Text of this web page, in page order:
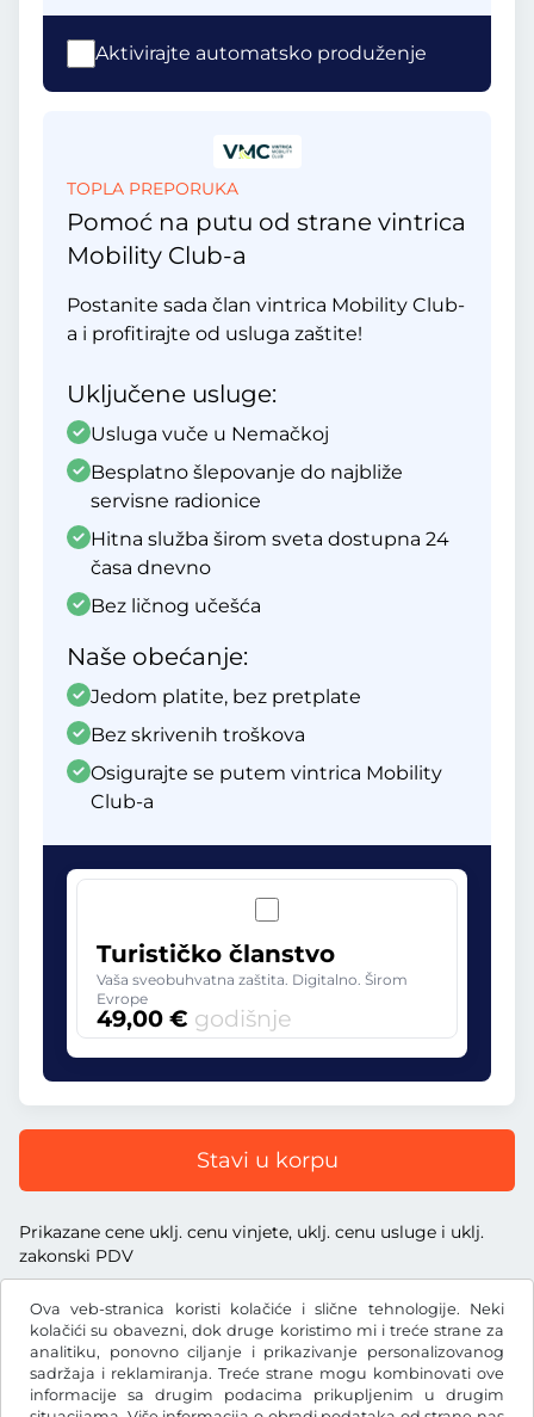
Ova veb-stranica koristi kolačiće i slične tehnologije. Neki
kolačići su obavezni, dok druge koristimo mi i treće strane za
analitiku, ponovno ciljanje i prikazivanje personalizovanog
sadržaja i reklamiranja. Treće strane mogu kombinovati ove
informacije sa drugim podacima prikupljenim u drugim
Aktivirajte automatsko produženje
TOPLA PREPORUKA
Pomoć na putu od strane vintrica
Mobility Club-a
Postanite sada član vintrica Mobility Club-
a i profitirajte od usluga zaštite!
Uključene usluge:
Usluga vuče u Nemačkoj
Besplatno šlepovanje do najbliže
servisne radionice
Hitna služba širom sveta dostupna 24
časa dnevno
Bez ličnog učešća
Naše obećanje:
Jedom platite, bez pretplate
Bez skrivenih troškova
Osigurajte se putem vintrica Mobility
Club-a
Turističko članstvo
Vaša sveobuhvatna zaštita. Digitalno. Širom
Evrope
49,00 € godišnje
Stavi u korpu
Prikazane cene uklj. cenu vinjete, uklj. cenu usluge i uklj.
zakonski PDV
€EUR